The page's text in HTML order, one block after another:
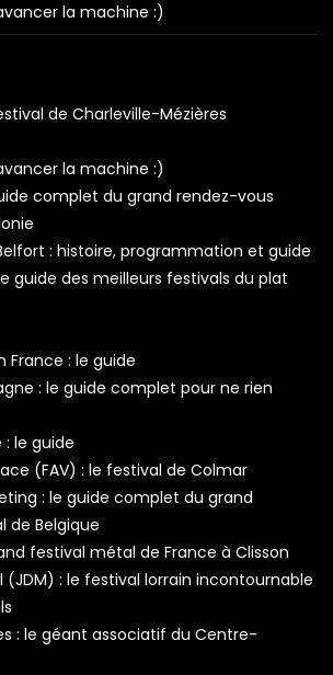
la machine :)
de Charleville-Mézières
la machine :)
complet du grand rendez-vous
: histoire, programmation et guide
guide des meilleurs festivals du plat
France : le guide
: le guide complet pour ne rien
: le guide
(FAV) : le festival de Colmar
: le guide complet du grand
de Belgique
festival métal de France à Clisson
(JDM) : le festival lorrain incontournable
: le géant associatif du Centre-